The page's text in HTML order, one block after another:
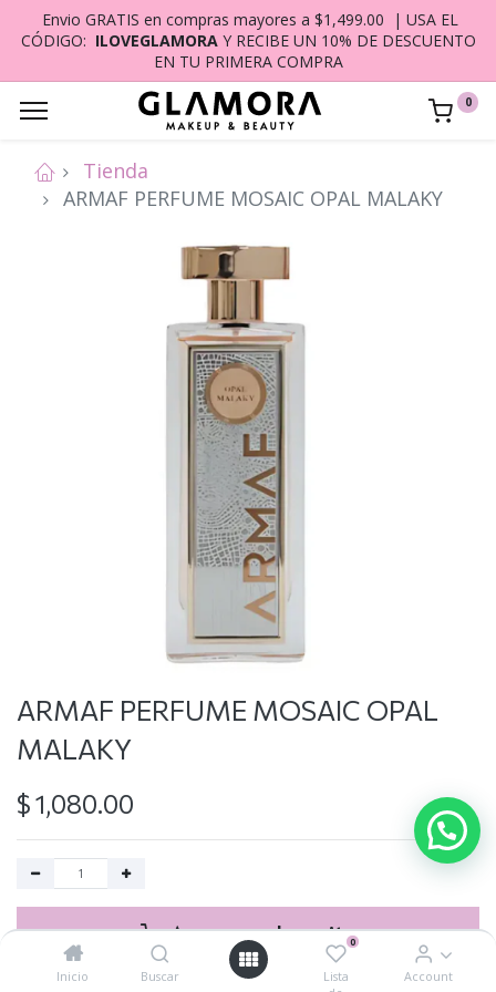
Inicio Buscar
0
Lista
Account
Envio GRATIS en compras mayores a $1,499.00 | USA EL
CÓDIGO: ILOVEGLAMORA Y RECIBE UN 10% DE DESCUENTO
EN TU PRIMERA COMPRA
0
Tienda
ARMAF PERFUME MOSAIC OPAL MALAKY
ARMAF PERFUME MOSAIC OPAL
MALAKY
$1,080.00
Agregar al carrito